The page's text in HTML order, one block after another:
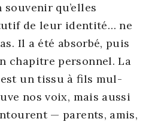
sou­ve­nir qu’elles
de leur iden­ti­té… ne
Il a été absor­bé, puis
cha­pitre per­son­nel. La
un tis­su à fils mul­
nos voix, mais aus­si
— parents, amis,